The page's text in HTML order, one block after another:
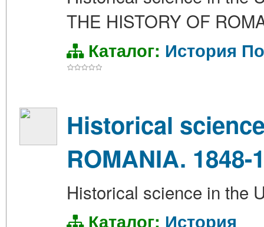
THE HISTORY OF
Каталог: История
Historical
ROMANIA. 1848-
Historical science in the
Каталог: История